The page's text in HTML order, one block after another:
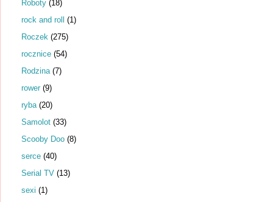
Roboty (18)
rock and roll (1)
Roczek (275)
rocznice (54)
Rodzina (7)
rower (9)
ryba (20)
Samolot (33)
Scooby Doo (8)
serce (40)
Serial TV (13)
sexi (1)